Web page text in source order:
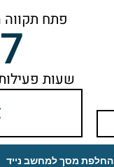
פתח תקווה מוטה גור 5 קומה
שעות פעילות א'-ה' 10.00 עד 18.00
החלפת מסך למחשב נייד